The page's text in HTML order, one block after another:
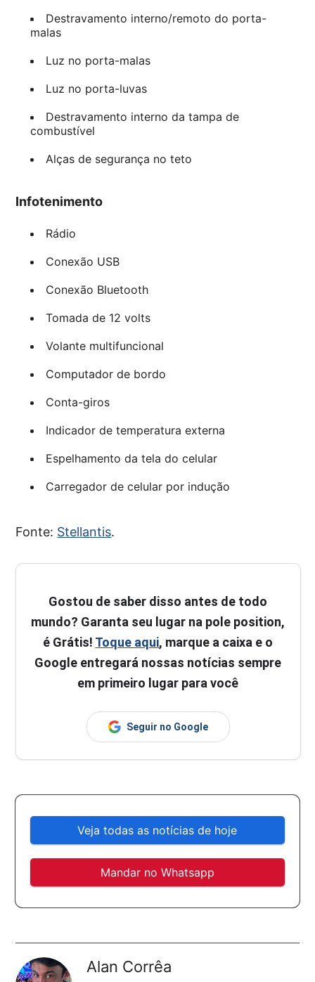
Destravamento interno/remoto do porta-
malas
Luz no porta-malas
Luz no porta-luvas
Destravamento interno da tampa de
combustível
Alças de segurança no teto
Infotenimento
Rádio
Conexão USB
Conexão Bluetooth
Tomada de 12 volts
Volante multifuncional
Computador de bordo
Conta-giros
Indicador de temperatura externa
Espelhamento da tela do celular
Carregador de celular por indução
Fonte: Stellantis.
Gostou de saber disso antes de todo
mundo? Garanta seu lugar na pole position,
é Grátis! Toque aqui, marque a caixa e o
Google entregará nossas notícias sempre
em primeiro lugar para você
Seguir no Google
Veja todas as notícias de hoje
Mandar no Whatsapp
Alan Corrêa